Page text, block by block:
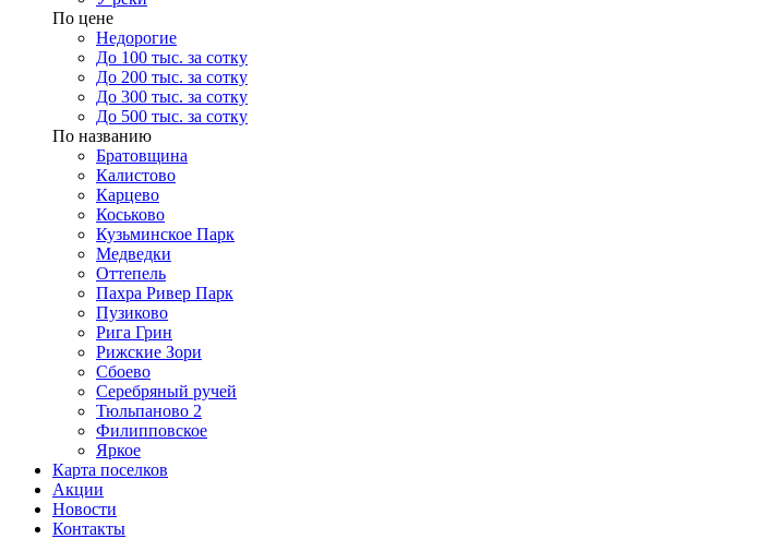
По цене
Недорогие
До 100 тыс. за сотку
До 200 тыс. за сотку
До 300 тыс. за сотку
До 500 тыс. за сотку
По названию
Братовщина
Калистово
Карцево
Коськово
Кузьминское Парк
Медведки
Оттепель
Пахра Ривер Парк
Пузиково
Рига Грин
Рижские Зори
Сбоево
Серебряный ручей
Тюльпаново 2
Филипповское
Яркое
Карта поселков
Акции
Новости
Контакты